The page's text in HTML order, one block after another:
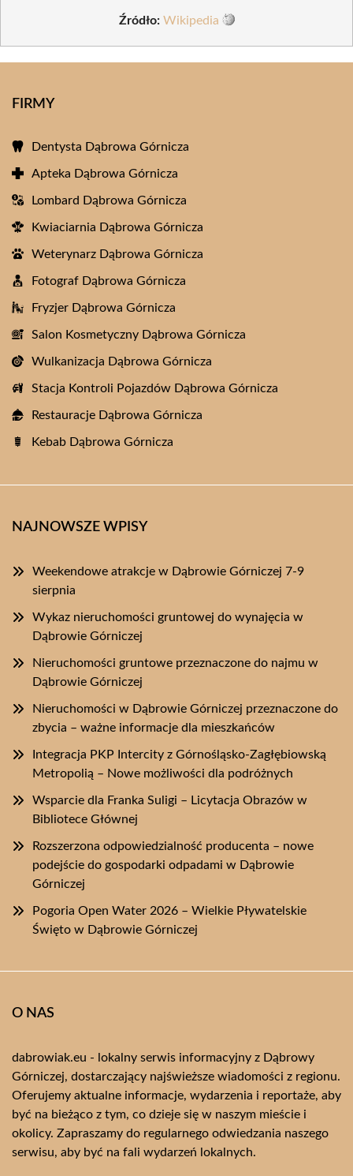
Źródło: Wikipedia
FIRMY
Dentysta Dąbrowa Górnicza
Apteka Dąbrowa Górnicza
Lombard Dąbrowa Górnicza
Kwiaciarnia Dąbrowa Górnicza
Weterynarz Dąbrowa Górnicza
Fotograf Dąbrowa Górnicza
Fryzjer Dąbrowa Górnicza
Salon Kosmetyczny Dąbrowa Górnicza
Wulkanizacja Dąbrowa Górnicza
Stacja Kontroli Pojazdów Dąbrowa Górnicza
Restauracje Dąbrowa Górnicza
Kebab Dąbrowa Górnicza
NAJNOWSZE WPISY
Weekendowe atrakcje w Dąbrowie Górniczej 7-9
sierpnia
Wykaz nieruchomości gruntowej do wynajęcia w
Dąbrowie Górniczej
Nieruchomości gruntowe przeznaczone do najmu w
Dąbrowie Górniczej
Nieruchomości w Dąbrowie Górniczej przeznaczone do
zbycia – ważne informacje dla mieszkańców
Integracja PKP Intercity z Górnośląsko-Zagłębiowską
Metropolią – Nowe możliwości dla podróżnych
Wsparcie dla Franka Suligi – Licytacja Obrazów w
Bibliotece Głównej
Rozszerzona odpowiedzialność producenta – nowe
podejście do gospodarki odpadami w Dąbrowie
Górniczej
Pogoria Open Water 2026 – Wielkie Pływatelskie
Święto w Dąbrowie Górniczej
O NAS
dabrowiak.eu - lokalny serwis informacyjny z Dąbrowy
Górniczej, dostarczający najświeższe wiadomości z regionu.
Oferujemy aktualne informacje, wydarzenia i reportaże, aby
być na bieżąco z tym, co dzieje się w naszym mieście i
okolicy. Zapraszamy do regularnego odwiedzania naszego
serwisu, aby być na fali wydarzeń lokalnych.